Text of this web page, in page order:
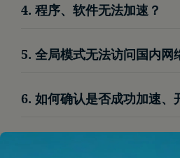
验。
4. 程序、软件无法加速？
开启程序。
5. 全局模式无法访问国内网
内网络，避免使用者所在区
6. 如何确认是否成功加速、
访问Google、YouTube等网